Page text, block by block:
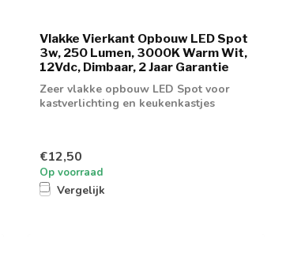
Vlakke Vierkant Opbouw LED Spot
3w, 250 Lumen, 3000K Warm Wit,
12Vdc, Dimbaar, 2 Jaar Garantie
Zeer vlakke opbouw LED Spot voor
kastverlichting en keukenkastjes
€12,50
Op voorraad
Vergelijk